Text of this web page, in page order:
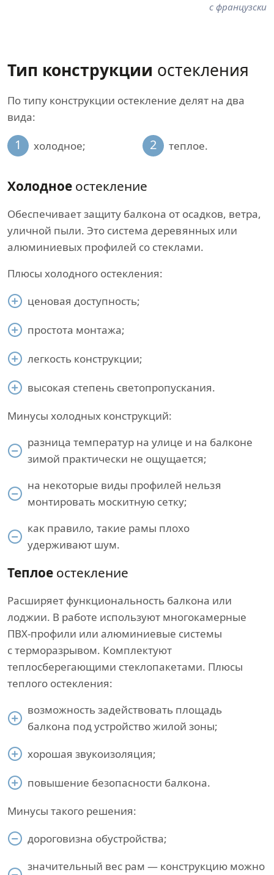
с
Тип конструкции остекления
По типу конструкции остекление делят на два
вида:
1 холодное; 2 теплое.
Холодное остекление
Обеспечивает защиту балкона от осадков, ветра,
уличной пыли. Это система деревянных или
алюминиевых профилей со стеклами.
Плюсы холодного остекления:
ценовая доступность;
простота монтажа;
легкость конструкции;
высокая степень светопропускания.
Минусы холодных конструкций:
разница температур на улице и на балконе
зимой практически не ощущается;
на некоторые виды профилей нельзя
монтировать москитную сетку;
как правило, такие рамы плохо
удерживают шум.
Теплое остекление
Расширяет функциональность балкона или
лоджии. В работе используют многокамерные
ПВХ-профили или алюминиевые системы
с терморазрывом. Комплектуют
теплосберегающими стеклопакетами. Плюсы
теплого остекления:
возможность задействовать площадь
балкона под устройство жилой зоны;
хорошая звукоизоляция;
повышение безопасности балкона.
Минусы такого решения:
дороговизна обустройства;
значительный вес рам — конструкцию можно